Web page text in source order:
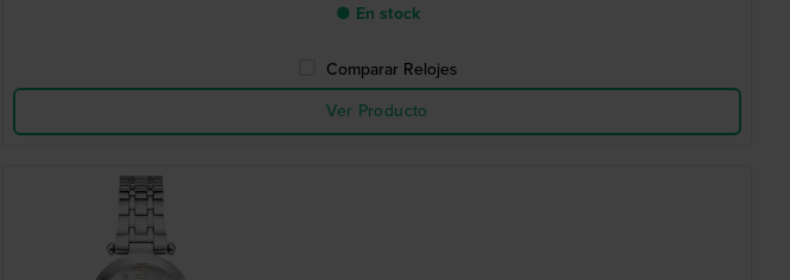
● En stock
Comparar Relojes
Ver Producto